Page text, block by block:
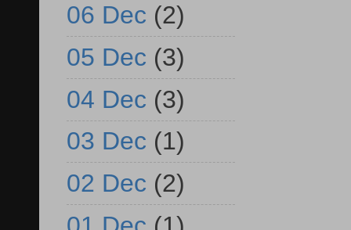
06 Dec (2)
05 Dec (3)
04 Dec (3)
03 Dec (1)
02 Dec (2)